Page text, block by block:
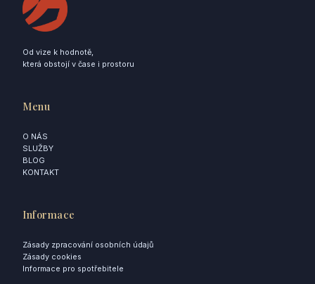
Od vize k hodnotě,
která obstojí v čase i prostoru
Menu
O NÁS
SLUŽBY
BLOG
KONTAKT
Informace
Zásady zpracování osobních údajů
Zásady cookies
Informace pro spotřebitele